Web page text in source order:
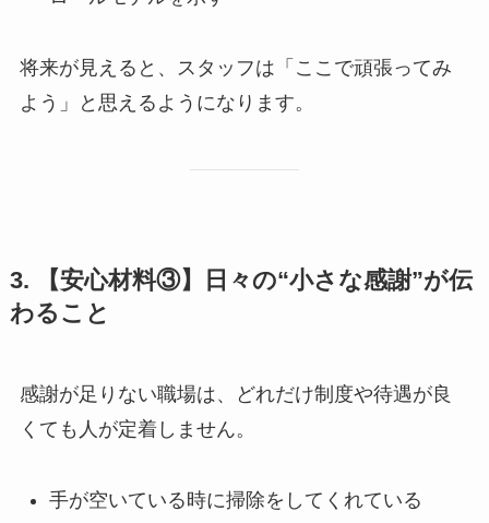
将来が見えると、スタッフは「ここで頑張ってみ
よう」と思えるようになります。
3. 【安心材料③】日々の“小さな感謝”が伝
わること
感謝が足りない職場は、どれだけ制度や待遇が良
くても人が定着しません。
手が空いている時に掃除をしてくれている